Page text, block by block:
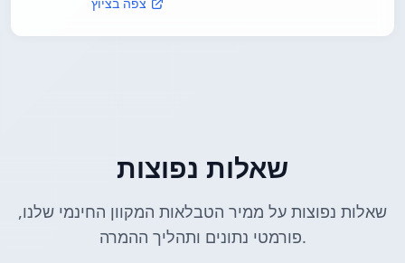
שאלות נפוצות
שאלות נפוצות על ממיר הטבלאות המקוון החינמי שלנו,
פורמטי נתונים ותהליך ההמרה.